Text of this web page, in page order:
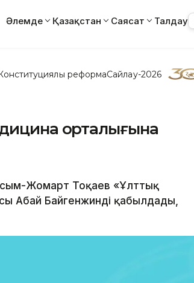
Әлемде Қазақстан Саясат Талдау
реформаСайлау-2026
орталығына
Жомарт Тоқаев «Ұлттық
Абай Байгенжинді қабылдады,